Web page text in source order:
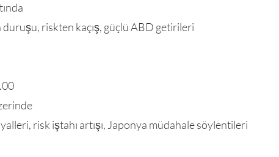
riskten kaçış, güçlü ABD getirileri
risk iştahı artışı, Japonya müdahale söylentileri